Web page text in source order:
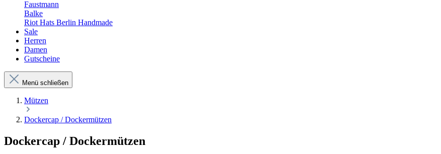
Faustmann
Balke
Riot Hats Berlin Handmade
Sale
Herren
Damen
Gutscheine
Menü schließen
Mützen
Dockercap / Dockermützen
Dockercap / Dockermützen